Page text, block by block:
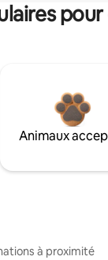
Animaux
à proximité